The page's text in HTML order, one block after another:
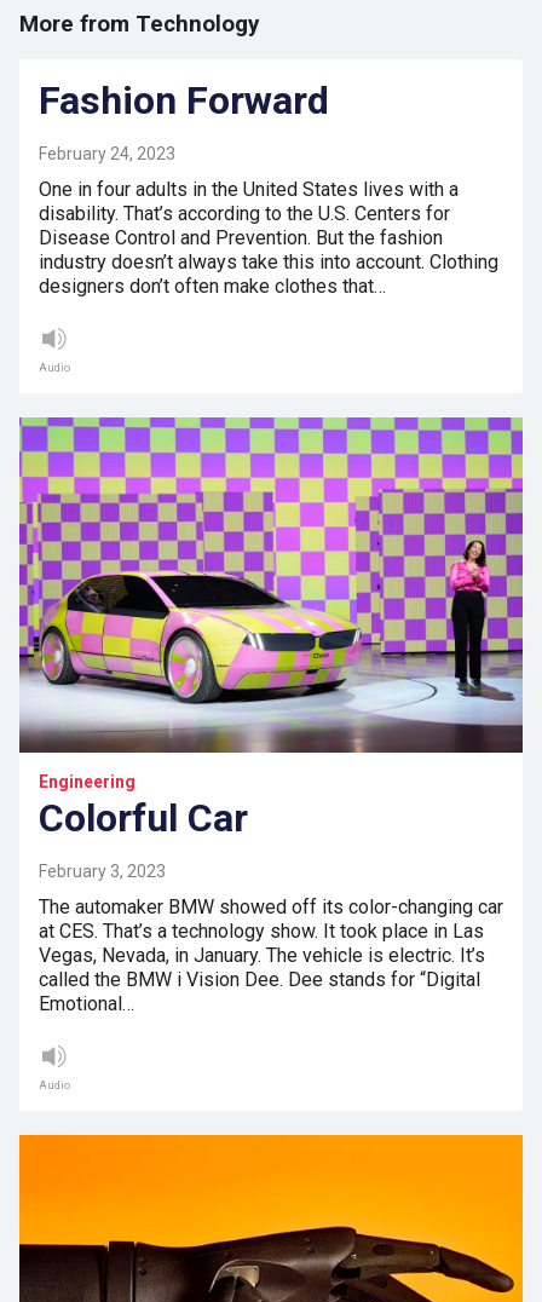
More from Technology
Fashion Forward
February 24, 2023
One in four adults in the United States lives with a
disability. That’s according to the U.S. Centers for
Disease Control and Prevention. But the fashion
industry doesn’t always take this into account. Clothing
designers don’t often make clothes that…
Audio
Engineering
Colorful Car
February 3, 2023
The automaker BMW showed off its color-changing car
at CES. That’s a technology show. It took place in Las
Vegas, Nevada, in January. The vehicle is electric. It’s
called the BMW i Vision Dee. Dee stands for “Digital
Emotional…
Audio